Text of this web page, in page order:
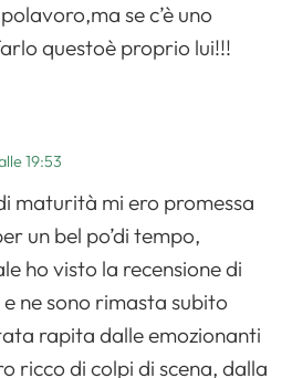
se c’è uno
questoè proprio lui!!!
19:53
maturità mi ero promessa
un bel po’di tempo,
ho visto la recensione di
e ne sono rimasta subito
rapita dalle emozionanti
ricco di colpi di scena, dalla